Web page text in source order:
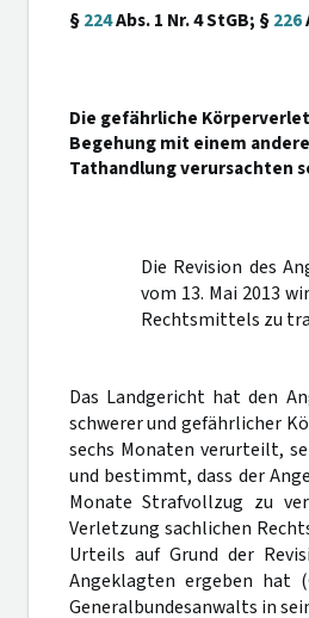
§224Abs. 1 Nr. 4 StGB; §226
Die gefährliche
Begehung mit einem
Tathandlung verursachten
Die Revision des
vom 13. Mai 2013
Rechtsmittels zu
Das Landgericht hat den
schwerer und gefährlicher
sechs Monaten verurteilt,
und bestimmt, dass der
Monate Strafvollzug zu
Verletzung sachlichen
Urteils auf Grund der
Angeklagten ergeben hat
Generalbundesanwalts in